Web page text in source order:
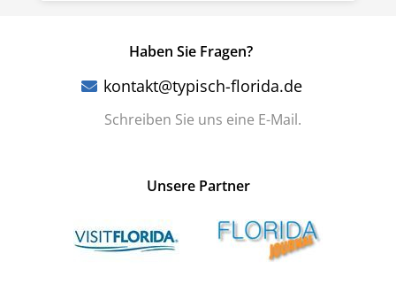
Haben Sie Fragen?
kontakt@typisch-florida.de
Schreiben Sie uns eine E-Mail.
Unsere Partner